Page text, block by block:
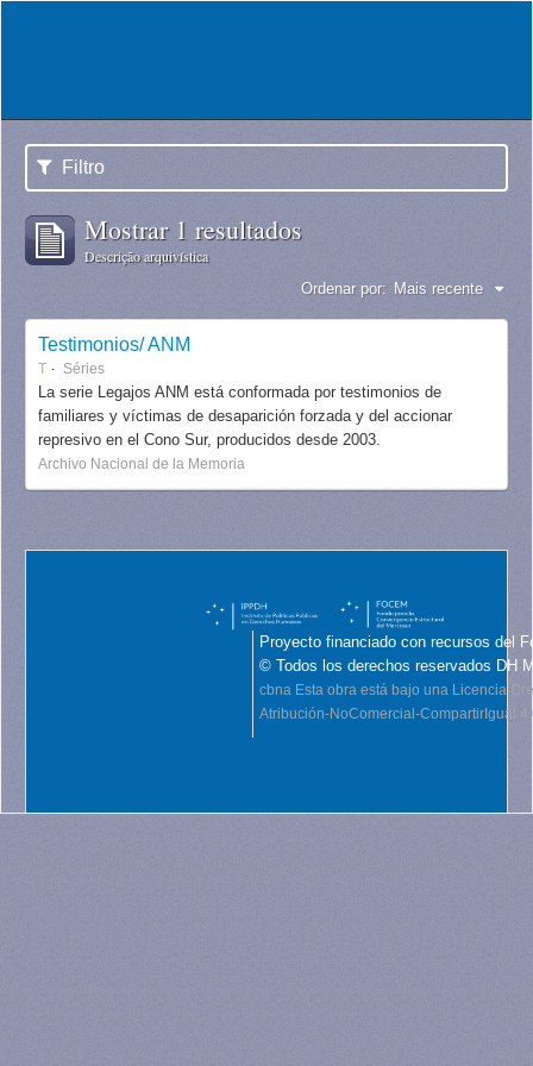
Filtro
Mostrar 1 resultados
Descrição arquivística
Ordenar por: Mais recente
Testimonios/ ANM
T Séries
La serie Legajos ANM está conformada por testimonios de
familiares y víctimas de desaparición forzada y del accionar
represivo en el Cono Sur, producidos desde 2003.
Archivo Nacional de la Memoria
Proyecto financiado con recursos del
© Todos los derechos reservados DH
cbna Esta obra está bajo una Licencia
Atribución-NoComercial-CompartirIgual